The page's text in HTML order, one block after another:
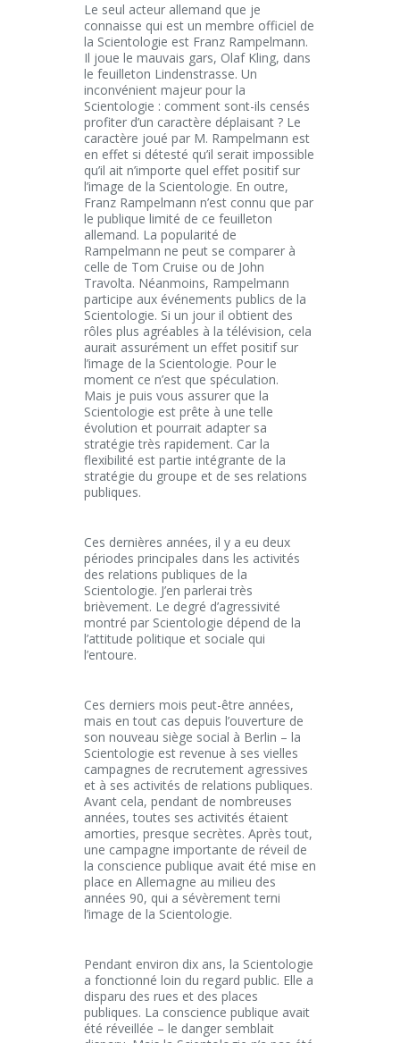
Le seul acteur allemand que je
connaisse qui est un membre officiel de
la Scientologie est Franz Rampelmann.
Il joue le mauvais gars, Olaf Kling, dans
le feuilleton Lindenstrasse. Un
inconvénient majeur pour la
Scientologie : comment sont-ils censés
profiter d’un caractère déplaisant ? Le
caractère joué par M. Rampelmann est
en effet si détesté qu’il serait impossible
qu’il ait n’importe quel effet positif sur
l’image de la Scientologie. En outre,
Franz Rampelmann n’est connu que par
le publique limité de ce feuilleton
allemand. La popularité de
Rampelmann ne peut se comparer à
celle de Tom Cruise ou de John
Travolta. Néanmoins, Rampelmann
participe aux événements publics de la
Scientologie. Si un jour il obtient des
rôles plus agréables à la télévision, cela
aurait assurément un effet positif sur
l’image de la Scientologie. Pour le
moment ce n’est que spéculation.
Mais je puis vous assurer que la
Scientologie est prête à une telle
évolution et pourrait adapter sa
stratégie très rapidement. Car la
flexibilité est partie intégrante de la
stratégie du groupe et de ses relations
publiques.
Ces dernières années, il y a eu deux
périodes principales dans les activités
des relations publiques de la
Scientologie. J’en parlerai très
brièvement. Le degré d’agressivité
montré par Scientologie dépend de la
l’attitude politique et sociale qui
l’entoure.
Ces derniers mois peut-être années,
mais en tout cas depuis l’ouverture de
son nouveau siège social à Berlin – la
Scientologie est revenue à ses vielles
campagnes de recrutement agressives
et à ses activités de relations publiques.
Avant cela, pendant de nombreuses
années, toutes ses activités étaient
amorties, presque secrètes. Après tout,
une campagne importante de réveil de
la conscience publique avait été mise en
place en Allemagne au milieu des
années 90, qui a sévèrement terni
l’image de la Scientologie.
Pendant environ dix ans, la Scientologie
a fonctionné loin du regard public. Elle a
disparu des rues et des places
publiques. La conscience publique avait
été réveillée – le danger semblait